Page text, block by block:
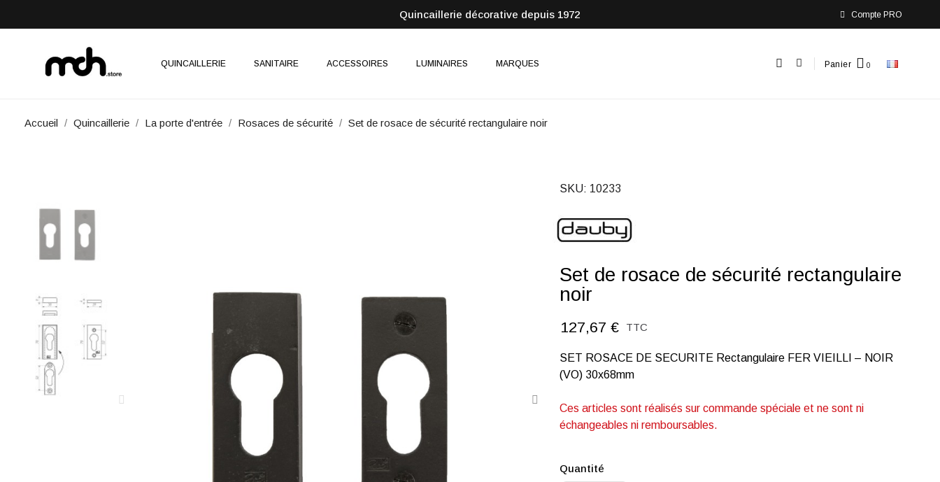
Quincaillerie décorative depuis 1972 Compte PRO
QUINCAILLERIE SANITAIRE ACCESSOIRES LUMINAIRES MARQUES Panier
Accueil Quincaillerie La porte d'entrée Rosaces de sécurité Set de rosace de sécurité rectangulaire noir
SKU 10233
Set de rosace de sécurité rectangulaire
noir
127,67 € TTC
SET ROSACE DE SECURITE Rectangulaire FER VIEILLI – NOIR
(VO) 30x68mm
Ces articles sont réalisés sur commande spéciale et ne sont ni
échangeables ni remboursables.
Quantité